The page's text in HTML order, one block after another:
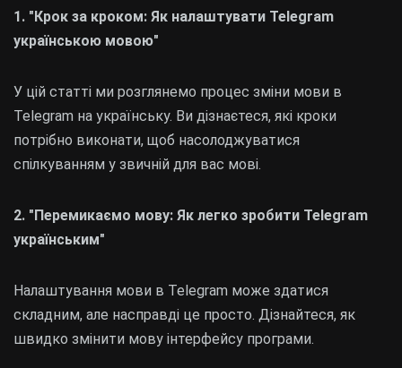
1. "Крок за кроком: Як налаштувати Telegram
українською мовою"
У цій статті ми розглянемо процес зміни мови в
Telegram на українську. Ви дізнаєтеся, які кроки
потрібно виконати, щоб насолоджуватися
спілкуванням у звичній для вас мові.
2. "Перемикаємо мову: Як легко зробити Telegram
українським"
Налаштування мови в Telegram може здатися
складним, але насправді це просто. Дізнайтеся, як
швидко змінити мову інтерфейсу програми.